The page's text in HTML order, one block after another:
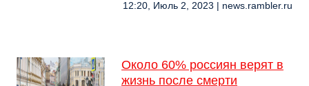
12:20, Июль 2, 2023 | news.rambler.ru
Около 60% россиян верят в
жизнь после смерти